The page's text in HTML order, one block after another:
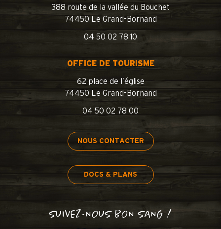
388 route de la vallée du Bouchet
74450 Le Grand-Bornand
04 50 02 78 10
OFFICE DE TOURISME
62 place de l’église
74450 Le Grand-Bornand
04 50 02 78 00
NOUS CONTACTER
DOCS & PLANS
SUIVEZ-NOUS BON SANG !